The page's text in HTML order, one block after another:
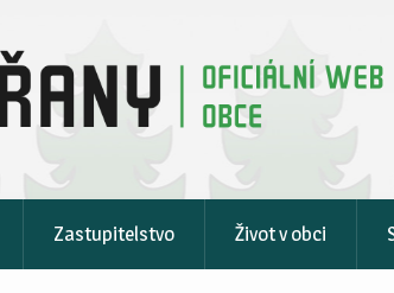
Zastupitelstvo Život v obci